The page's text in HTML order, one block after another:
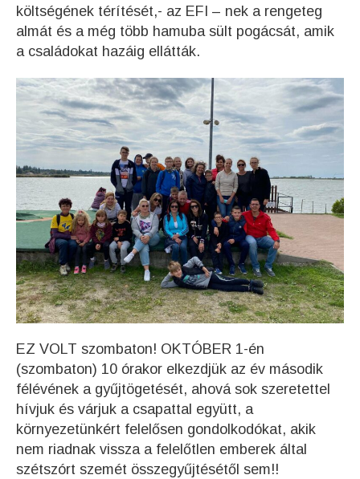
költségének térítését,- az EFI – nek a rengeteg
almát és a még több hamuba sült pogácsát, amik
a családokat hazáig ellátták.
EZ VOLT szombaton! OKTÓBER 1-én
(szombaton) 10 órakor elkezdjük az év második
félévének a gyűjtögetését, ahová sok szeretettel
hívjuk és várjuk a csapattal együtt, a
környezetünkért felelősen gondolkodókat, akik
nem riadnak vissza a felelőtlen emberek által
szétszórt szemét összegyűjtésétől sem!!